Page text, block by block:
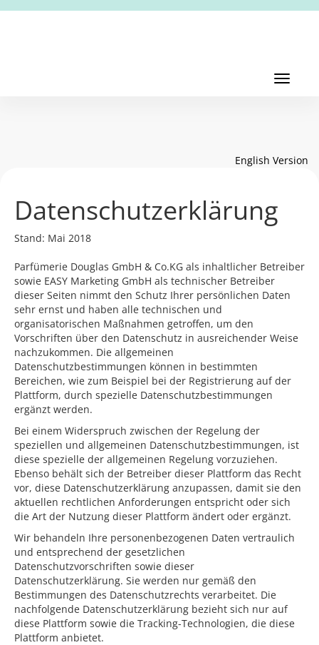
Toggle
English Version
Datenschutzerklärung
Stand: Mai 2018
Parfümerie Douglas GmbH & Co.KG als inhaltlicher Betreiber
sowie EASY Marketing GmbH als technischer Betreiber
dieser Seiten nimmt den Schutz Ihrer persönlichen Daten
sehr ernst und haben alle technischen und
organisatorischen Maßnahmen getroffen, um den
Vorschriften über den Datenschutz in ausreichender Weise
nachzukommen. Die allgemeinen
Datenschutzbestimmungen können in bestimmten
Bereichen, wie zum Beispiel bei der Registrierung auf der
Plattform, durch spezielle Datenschutzbestimmungen
ergänzt werden.
Bei einem Widerspruch zwischen der Regelung der
speziellen und allgemeinen Datenschutzbestimmungen, ist
diese spezielle der allgemeinen Regelung vorzuziehen.
Ebenso behält sich der Betreiber dieser Plattform das Recht
vor, diese Datenschutzerklärung anzupassen, damit sie den
aktuellen rechtlichen Anforderungen entspricht oder sich
die Art der Nutzung dieser Plattform ändert oder ergänzt.
Wir behandeln Ihre personenbezogenen Daten vertraulich
und entsprechend der gesetzlichen
Datenschutzvorschriften sowie dieser
Datenschutzerklärung. Sie werden nur gemäß den
Bestimmungen des Datenschutzrechts verarbeitet. Die
nachfolgende Datenschutzerklärung bezieht sich nur auf
diese Plattform sowie die Tracking-Technologien, die diese
Plattform anbietet.